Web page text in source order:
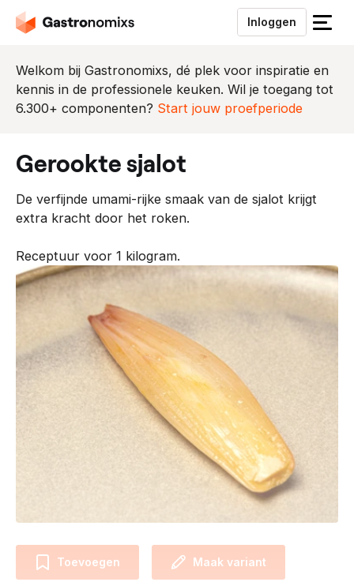
Inloggen
S
u
i
e
Welkom bij Gastronomixs, dé plek voor inspiratie en
kennis in de professionele keuken. Wil je toegang tot
6.300+ componenten? Start jouw proefperiode
gerookte sjalot
De verfijnde umami-rijke smaak van de sjalot krijgt
extra kracht door het roken.
Receptuur voor 1 kilogram.
Toevoegen Maak variant